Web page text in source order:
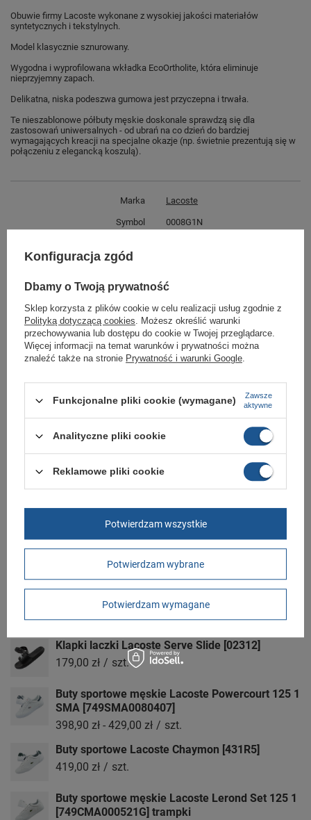
Obuwie firmy Lacoste wykonane z wysokiej jakości materiałów
syntetycznych i tekstylnych.
Model klasycznie sznurowany.
Wygodna i wyprofilowana wkładka EcoOrtholite, która eliminuje
nieprzyjemny zapach.
Delikatna, niska podeszwa gumowa jest przyczepna i trwała.
Te nieszablonowe półbuty męskie doskonale sprawdzą się dla
zastosowań uniwersalnych - od ubrań na co dzień do bardziej
wymagających kreacji na specjalne okazje (np. świetnie prezentują się w
połączeniu z elegancką koszulą).
Marka Lacoste
Symbol 0008G1N
GWARANCJA
Czas na reklamację z tytułu rękojmi
2 lata
rękojmia wyłączona dla przedsiębiorców
Adres do reklamacji
Kościuszki 27b
85-079 Bydgoszcz
Polska
Zobacz również
Buty sportowe męskie Lacoste Powertcourt 125
szt.
Buty sportowe męskie Lacoste Carnaby Cup 125
/ szt.
Klapki laczki Lacoste Serve Slide [02312]
179,00 zł / szt.
Buty sportowe męskie Lacoste Powercourt 125 1
SMA [749SMA0080407]
398,90 zł - 429,00 zł / szt.
Buty sportowe Lacoste Chaymon [431R5]
419,00 zł / szt.
Buty sportowe męskie Lacoste Lerond Set 125 1
[749CMA000521G] trampki
Konfiguracja zgód
Dbamy o Twoją prywatność
Sklep korzysta z plików cookie w celu realizacji usług zgodnie z
Polityką dotyczącą cookies. Możesz określić warunki
przechowywania lub dostępu do cookie w Twojej przeglądarce.
Więcej informacji na temat warunków i prywatności można
znaleźć także na stronie Prywatność i warunki Google.
Funkcjonalne pliki cookie (wymagane)
Zawsze
aktywne
Analityczne pliki cookie
Reklamowe pliki cookie
Potwierdzam wybrane
Potwierdzam wymagane
Potwierdzam wszystkie